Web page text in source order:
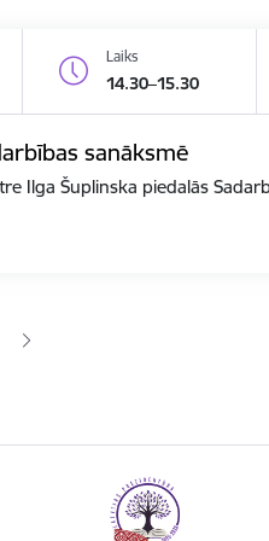
Laiks
14.30–15.30
sanāksmē
Ilga Šuplinska piedalās